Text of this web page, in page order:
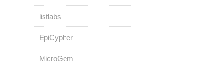
listlabs
EpiCypher
MicroGem